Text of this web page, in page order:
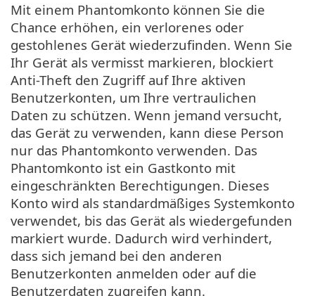
Mit einem Phantomkonto können Sie die
Chance erhöhen, ein verlorenes oder
gestohlenes Gerät wiederzufinden. Wenn Sie
Ihr Gerät als vermisst markieren, blockiert
Anti-Theft den Zugriff auf Ihre aktiven
Benutzerkonten, um Ihre vertraulichen
Daten zu schützen. Wenn jemand versucht,
das Gerät zu verwenden, kann diese Person
nur das Phantomkonto verwenden. Das
Phantomkonto ist ein Gastkonto mit
eingeschränkten Berechtigungen. Dieses
Konto wird als standardmäßiges Systemkonto
verwendet, bis das Gerät als wiedergefunden
markiert wurde. Dadurch wird verhindert,
dass sich jemand bei den anderen
Benutzerkonten anmelden oder auf die
Benutzerdaten zugreifen kann.